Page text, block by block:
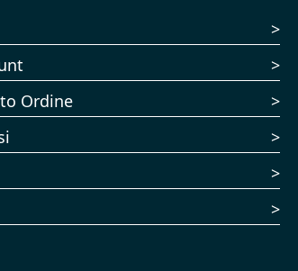
Ordine